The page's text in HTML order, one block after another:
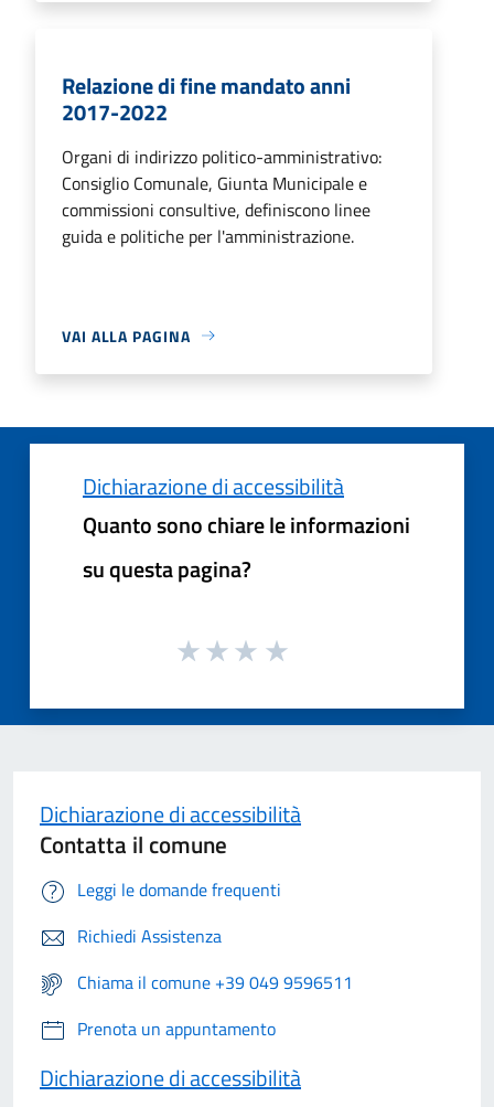
Relazione di fine mandato anni
2017-2022
Organi di indirizzo politico-amministrativo:
Consiglio Comunale, Giunta Municipale e
commissioni consultive, definiscono linee
guida e politiche per l'amministrazione.
VAI ALLA PAGINA
Dichiarazione di accessibilità
Quanto sono chiare le informazioni
su questa pagina?
Dichiarazione di accessibilità
Contatta il comune
Leggi le domande frequenti
Richiedi Assistenza
Chiama il comune +39 049 9596511
Prenota un appuntamento
Dichiarazione di accessibilità